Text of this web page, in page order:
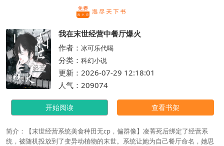
我在末世经营中餐厅爆火
作者： 冰可乐代喝
分类： 科幻小说
更新：2026-07-29 12:18:01
人气：209074
开始阅读 查看书架
简介：【末世经营系统美食种田无cp，偏群像】凌菁死后绑定了经营系
统，被随机投放到了变异动植物的末世。系统让她为自己餐厅命名，她思